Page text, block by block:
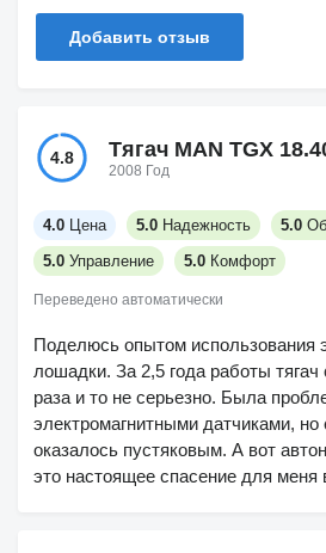
Добавить отзыв
4.8 Тягач MAN TGX
2008 Год
4.0 Цена 5.0 Надежность 5.0
5.0 Управление 5.0 Комфорт
Переведено автоматически
Поделюсь опытом использования
лошадки. За 2,5 года работы
раза и то не серьезно. Была
электромагнитными датчиками, но
оказалось пустяковым. А вот
это настоящее спасение для меня